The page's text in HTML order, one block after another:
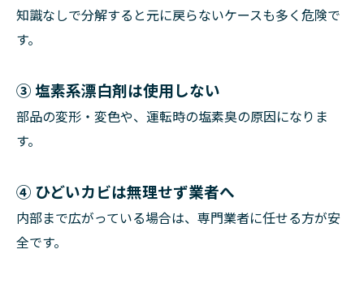
知識なしで分解すると元に戻らないケースも多く危険で
す。
③ 塩素系漂白剤は使用しない
部品の変形・変色や、運転時の塩素臭の原因になりま
す。
④ ひどいカビは無理せず業者へ
内部まで広がっている場合は、専門業者に任せる方が安
全です。